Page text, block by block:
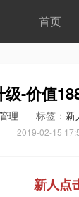
首页
-价值
理 标签： 新
2019-02-15
新人点